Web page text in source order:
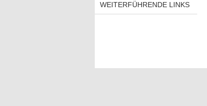
WEITERFÜHRENDE LINKS